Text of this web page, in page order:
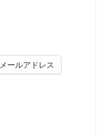
メールアドレス